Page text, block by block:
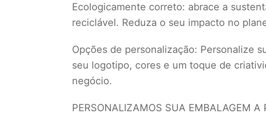
Ecologicamente correto: abrace a
reciclável. Reduza o seu impacto no
Opções de personalização: Personalize
seu logotipo, cores e um toque de
negócio.
PERSONALIZAMOS SUA EMBALAGEM A